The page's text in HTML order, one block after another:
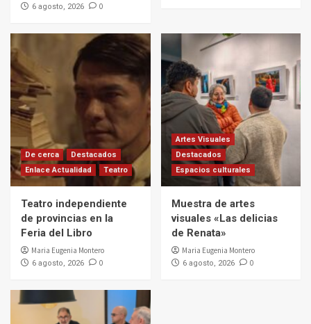
6 agosto, 2026 0
De cerca
Destacados
Enlace Actualidad
Teatro
Teatro independiente
de provincias en la
Feria del Libro
Maria Eugenia Montero
6 agosto, 2026 0
Artes Visuales
Destacados
Espacios culturales
Muestra de artes
visuales «Las delicias
de Renata»
Maria Eugenia Montero
6 agosto, 2026 0